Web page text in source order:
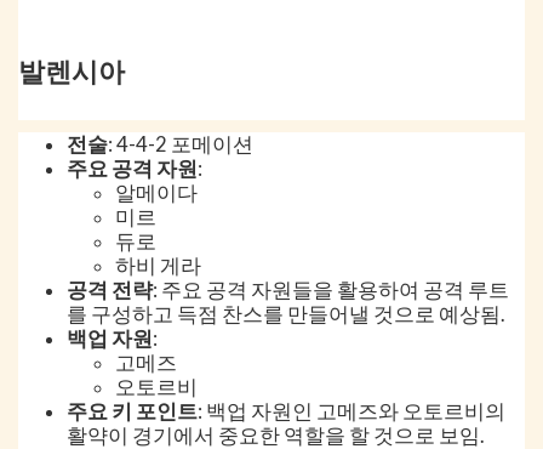
발렌시아
전술: 4-4-2 포메이션
주요 공격 자원:
알메이다
미르
듀로
하비 게라
공격 전략: 주요 공격 자원들을 활용하여 공격 루트
를 구성하고 득점 찬스를 만들어낼 것으로 예상됨.
백업 자원:
고메즈
오토르비
주요 키 포인트: 백업 자원인 고메즈와 오토르비의
활약이 경기에서 중요한 역할을 할 것으로 보임.